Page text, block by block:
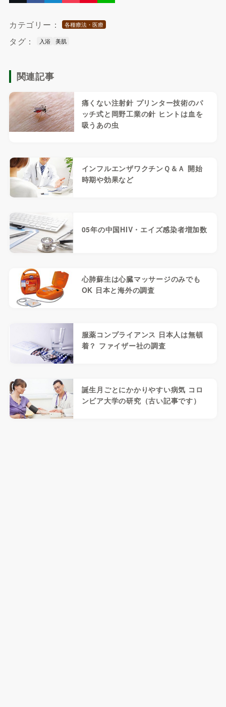
カテゴリー： 各種療法・医療
タグ： 入浴 美肌
関連記事
痛くない注射針 プリンター技術のパ
ッチ式と岡野工業の針 ヒントは血を
吸うあの虫
インフルエンザワクチンＱ＆Ａ 開始
時期や効果など
05年の中国HIV・エイズ感染者増加数
心肺蘇生は心臓マッサージのみでも
OK 日本と海外の調査
服薬コンプライアンス 日本人は無頓
着？ ファイザー社の調査
誕生月ごとにかかりやすい病気 コロ
ンビア大学の研究（古い記事です）